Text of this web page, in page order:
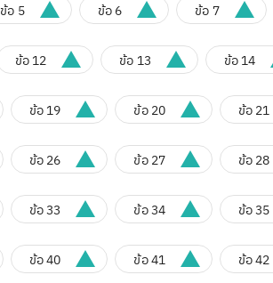
ข้อ 5 ข้อ 6 ข้อ 7
ข้อ 12 ข้อ 13 ข้อ 14
ข้อ 19 ข้อ 20 ข้อ 21
ข้อ 26 ข้อ 27 ข้อ 28
ข้อ 33 ข้อ 34 ข้อ 35
ข้อ 40 ข้อ 41 ข้อ 42